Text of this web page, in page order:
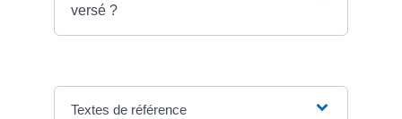
versé ?
Textes de référence